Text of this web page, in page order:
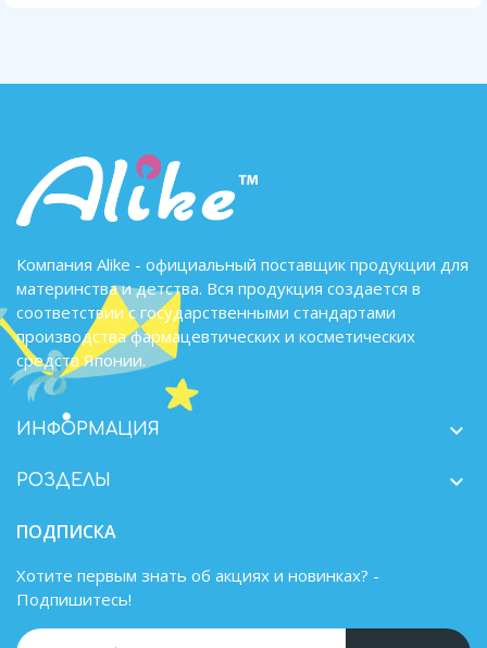
Компания Alike - официальный поставщик продукции для
материнства и детства. Вся продукция создается в
соответствии с государственными стандартами
производства фармацевтических и косметических
средств Японии.
ИНФОРМАЦИЯ 
РОЗДЕЛЫ 
ПОДПИСКА
Хотите первым знать об акциях и новинках? -
Подпишитесь!